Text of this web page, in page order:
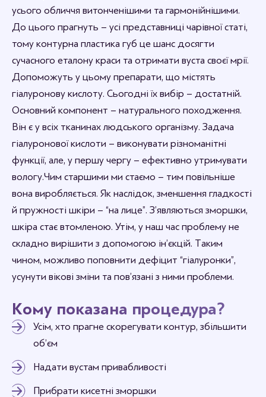
усього обличчя витонченішими та гармонійнішими.
До цього прагнуть – усі представниці чарівної статі,
тому контурна пластика губ це шанс досягти
сучасного еталону краси та отримати вуста своєї мрії.
Допоможуть у цьому препарати, що містять
гіалуронову кислоту. Сьогодні їх вибір – достатній.
Основний компонент – натурального походження.
Він є у всіх тканинах людського організму. Задача
гіалуронової кислоти – виконувати різноманітні
функції, але, у першу чергу – ефективно утримувати
вологу. Чим старшими ми стаємо – тим повільніше
вона виробляється. Як наслідок, зменшення гладкості
й пружності шкіри – “на лице”. З’являються зморшки,
шкіра стає втомленою. Утім, у наш час проблему не
складно вирішити з допомогою ін’єкцій. Таким
чином, можливо поповнити дефіцит “гіалуронки”,
усунути вікові зміни та пов’язані з ними проблеми.
Кому показана процедура?
Усім, хто прагне скорегувати контур, збільшити
об’єм
Надати вустам привабливості
Прибрати кисетні зморшки